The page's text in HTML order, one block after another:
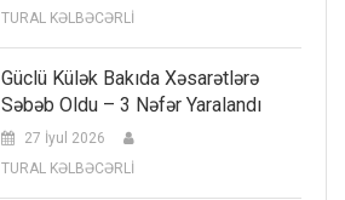
TURAL KƏLBƏCƏRLİ
Güclü Külək Bakıda Xəsarətlərə
Səbəb Oldu – 3 Nəfər Yaralandı
27 İyul 2026
TURAL KƏLBƏCƏRLİ